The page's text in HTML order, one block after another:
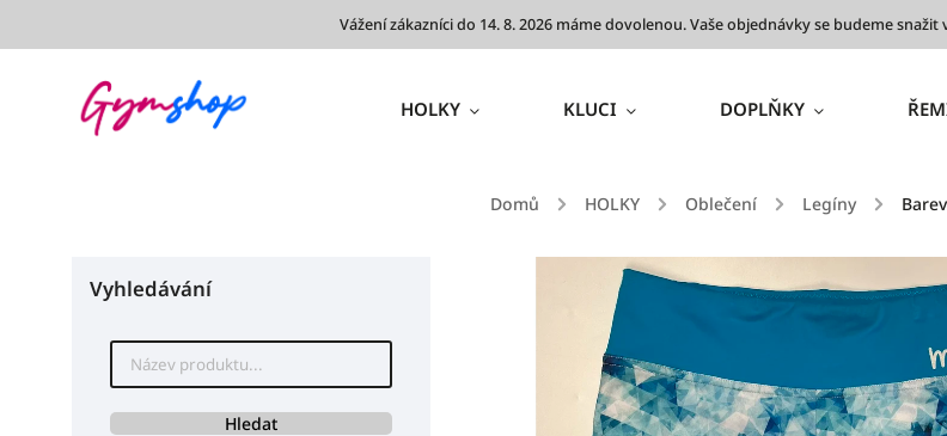
Vážení zákazníci do 14. 8. 2026 máme dovolenou. Vaše objednávky se budeme
HOLKY KLUCI DOPLŇKY
Domů / HOLKY / Oblečení / Legíny /
Vyhledávání
Hledat